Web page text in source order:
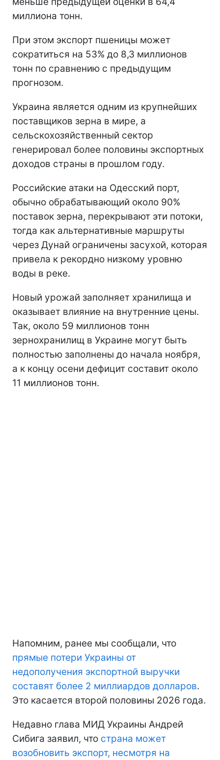
миллиона тонн.
При этом экспорт пшеницы может
сократиться на 53% до 8,3 миллионов
тонн по сравнению с предыдущим
прогнозом.
Украина является одним из крупнейших
поставщиков зерна в мире, а
сельскохозяйственный сектор
генерировал более половины экспортных
доходов страны в прошлом году.
Российские атаки на Одесский порт,
обычно обрабатывающий около 90%
поставок зерна, перекрывают эти потоки,
тогда как альтернативные маршруты
через Дунай ограничены засухой, которая
привела к рекордно низкому уровню
воды в реке.
Новый урожай заполняет хранилища и
оказывает влияние на внутренние цены.
Так, около 59 миллионов тонн
зернохранилищ в Украине могут быть
полностью заполнены до начала ноября,
а к концу осени дефицит составит около
11 миллионов тонн.
Напомним, ранее мы сообщали, что
прямые потери Украины от
недополучения экспортной выручки
составят более 2 миллиардов долларов.
Это касается второй половины 2026 года.
Недавно глава МИД Украины Андрей
Сибига заявил, что страна может
возобновить экспорт, несмотря на